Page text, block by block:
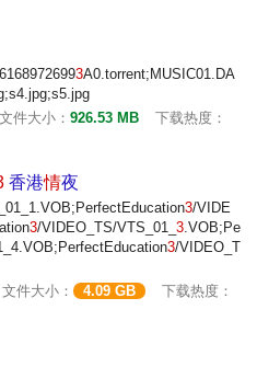
3A0.torrent;MUSIC01.DA
文件大小： 926.53 MB
下载热度：
香港情夜
3/VIDE
3/VIDEO_TS/VTS_01_ 3.VOB;Pe
3/VIDEO_T
文件大小： 4.09 GB
下载热度：